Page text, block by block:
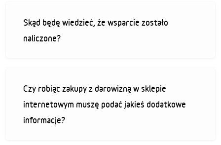
Skąd będę wiedzieć, że wsparcie zostało
naliczone?
Czy robiąc zakupy z darowizną w sklepie
internetowym muszę podać jakieś dodatkowe
informacje?